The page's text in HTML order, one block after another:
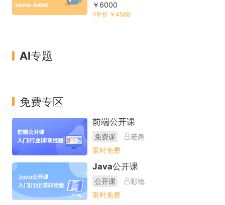
￥6000
VIP价 ￥4588
AI专题
免费专区
前端公开课
免费课
若愚
限时免费
Java公开课
公开课
彰德
限时免费